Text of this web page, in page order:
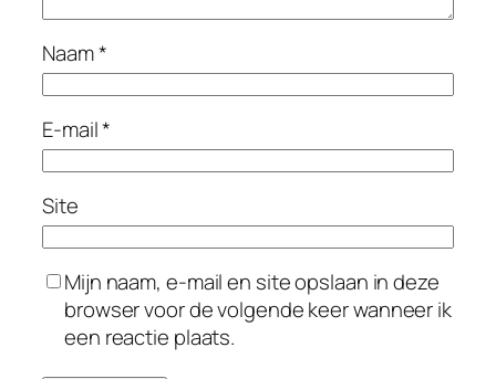
Naam*
E-mail*
Site
Mijn naam, e-mail en site opslaan in deze
browser voor de volgende keer wanneer ik
een reactie plaats.